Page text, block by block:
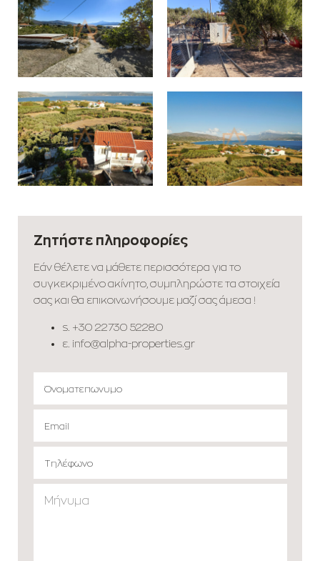
Ζητήστε πληροφορίες
Εάν θέλετε να μάθετε περισσότερα για το
συγκεκριμένο ακίνητο, συμπληρώστε τα στοιχεία
σας και θα επικοινωνήσουμε μαζί σας άμεσα !
s. +30 22730 52280
ε. info@alpha-properties.gr